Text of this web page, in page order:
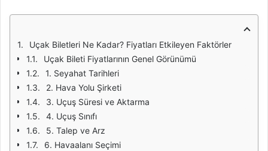
Uçak Biletleri Ne Kadar? Fiyatları Etkileyen Faktörler
Uçak Bileti Fiyatlarının Genel Görünümü
1. Seyahat Tarihleri
2. Hava Yolu Şirketi
3. Uçuş Süresi ve Aktarma
4. Uçuş Sınıfı
5. Talep ve Arz
6. Havaalanı Seçimi